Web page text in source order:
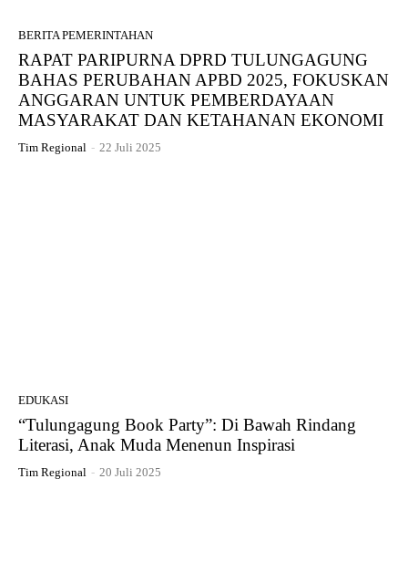
BERITA PEMERINTAHAN
RAPAT PARIPURNA DPRD TULUNGAGUNG
BAHAS PERUBAHAN APBD 2025, FOKUSKAN
ANGGARAN UNTUK PEMBERDAYAAN
MASYARAKAT DAN KETAHANAN EKONOMI
Tim Regional - 22 Juli 2025
EDUKASI
“Tulungagung Book Party”: Di Bawah Rindang
Literasi, Anak Muda Menenun Inspirasi
Tim Regional - 20 Juli 2025